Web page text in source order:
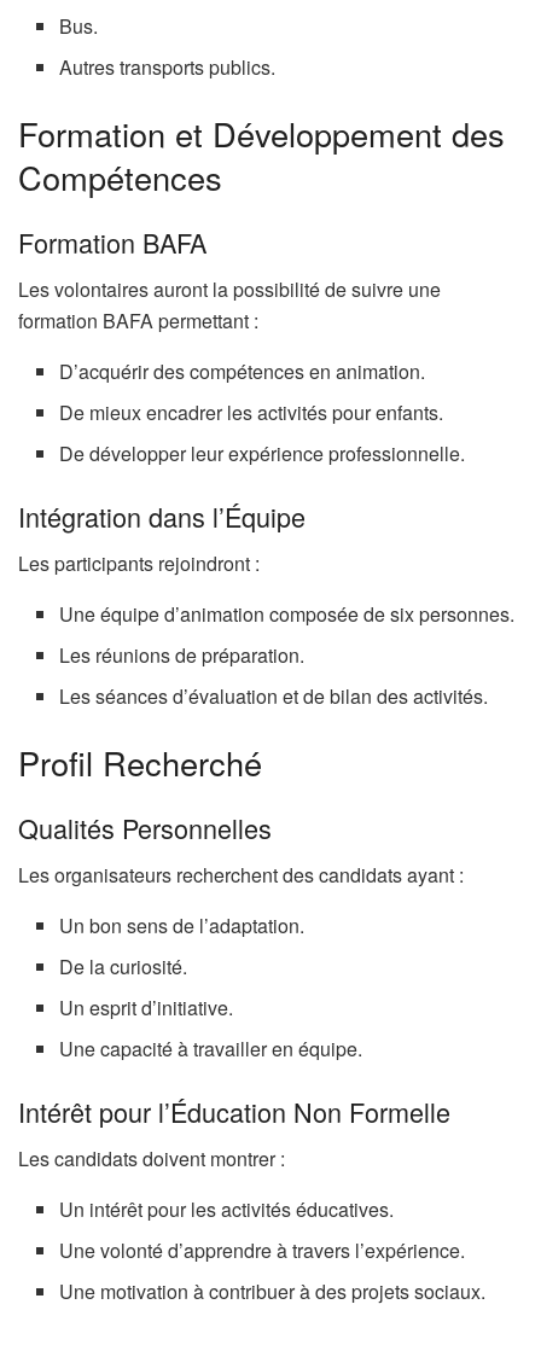
Bus.
Autres transports publics.
Formation et Développement des
Compétences
Formation BAFA
Les volontaires auront la possibilité de suivre une
formation BAFA permettant :
D’acquérir des compétences en animation.
De mieux encadrer les activités pour enfants.
De développer leur expérience professionnelle.
Intégration dans l’Équipe
Les participants rejoindront :
Une équipe d’animation composée de six personnes.
Les réunions de préparation.
Les séances d’évaluation et de bilan des activités.
Profil Recherché
Qualités Personnelles
Les organisateurs recherchent des candidats ayant :
Un bon sens de l’adaptation.
De la curiosité.
Un esprit d’initiative.
Une capacité à travailler en équipe.
Intérêt pour l’Éducation Non Formelle
Les candidats doivent montrer :
Un intérêt pour les activités éducatives.
Une volonté d’apprendre à travers l’expérience.
Une motivation à contribuer à des projets sociaux.